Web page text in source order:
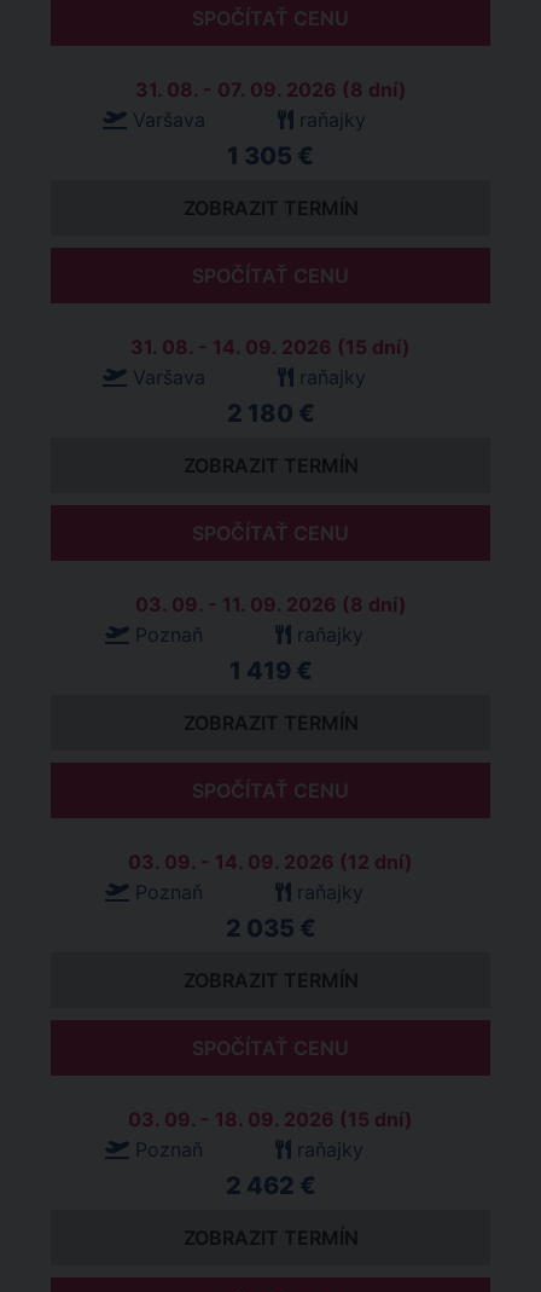
SPOČÍTAŤ CENU
31. 08. - 07. 09. 2026 (8 dní)
Varšava
raňajky
1 305 €
ZOBRAZIT TERMÍN
SPOČÍTAŤ CENU
31. 08. - 14. 09. 2026 (15 dní)
Varšava
raňajky
2 180 €
ZOBRAZIT TERMÍN
SPOČÍTAŤ CENU
03. 09. - 11. 09. 2026 (8 dní)
Poznaň
raňajky
1 419 €
ZOBRAZIT TERMÍN
SPOČÍTAŤ CENU
03. 09. - 14. 09. 2026 (12 dní)
Poznaň
raňajky
2 035 €
ZOBRAZIT TERMÍN
SPOČÍTAŤ CENU
03. 09. - 18. 09. 2026 (15 dní)
Poznaň
raňajky
2 462 €
ZOBRAZIT TERMÍN